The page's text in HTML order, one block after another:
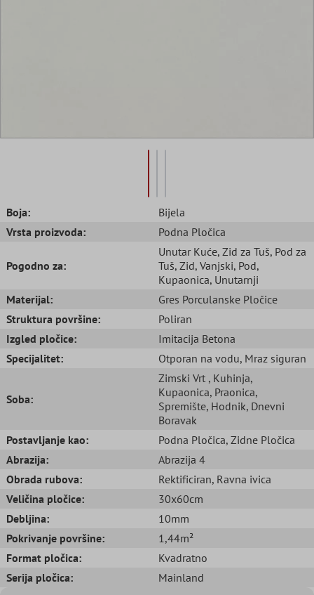
Boja:
Bijela
Vrsta proizvoda:
Podna Pločica
Pogodno za:
Unutar Kuće, Zid za Tuš, Pod za
Tuš, Zid, Vanjski, Pod,
Kupaonica, Unutarnji
Materijal:
Gres Porculanske Pločice
Struktura površine:
Poliran
Izgled pločice:
Imitacija Betona
Specijalitet:
Otporan na vodu, Mraz siguran
Soba:
Zimski Vrt , Kuhinja,
Kupaonica, Praonica,
Spremište, Hodnik, Dnevni
Boravak
Postavljanje kao:
Podna Pločica, Zidne Pločica
Abrazija:
Abrazija 4
Obrada rubova:
Rektificiran, Ravna ivica
Veličina pločice:
30x60cm
Debljina:
10mm
Pokrivanje površine:
1,44m²
Format pločica:
Kvadratno
Serija pločica:
Mainland